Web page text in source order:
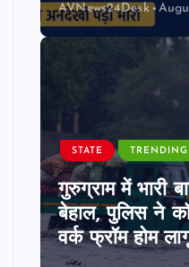
AVNews24Desk
STATE TRENDING
गुरुग्राम में भारी
बेहाल, पुलिस ने
वर्क फ्रॉम होम